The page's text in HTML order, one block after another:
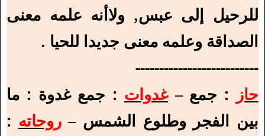
للرحيل إلى عبس, ولاأنه علمه معنى
الصداقة وعلمه معنى جديدا للحيا .
--------------------------
حاز : جمع –غدوات : جمع غدوة : ما
بين الفجر وطلوع الشمس –روحاته :